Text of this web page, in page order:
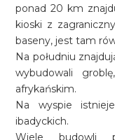
ponad 20 km
kioski z
baseny, jest tam
Na południu
wybudowali
afrykańskim.
Na wyspie
ibadyckich.
Wiele budowli